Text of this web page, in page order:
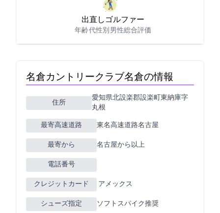
出直しゴルファー
年齢: 60代性別: 男性総合評価: 4
名倉カントリークラブ(名倉CC)の情報
住所
愛知県北設楽郡設楽町東納庫字
丸根
最寄高速道路 東名高速道路名古屋
最寄ICから 名古屋から31km以上
電話番号
クレジットカード JCB VISA MASTER アメックス
シューズ指定 ソフトスパイク推奨